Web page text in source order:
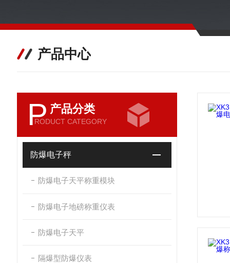
产品中心
P 产品分类
RODUCT CATEGORY
防爆电子秤
防爆电子天平称重模块
防爆电子地磅称重仪表
防爆电子天平
隔爆型防爆仪表